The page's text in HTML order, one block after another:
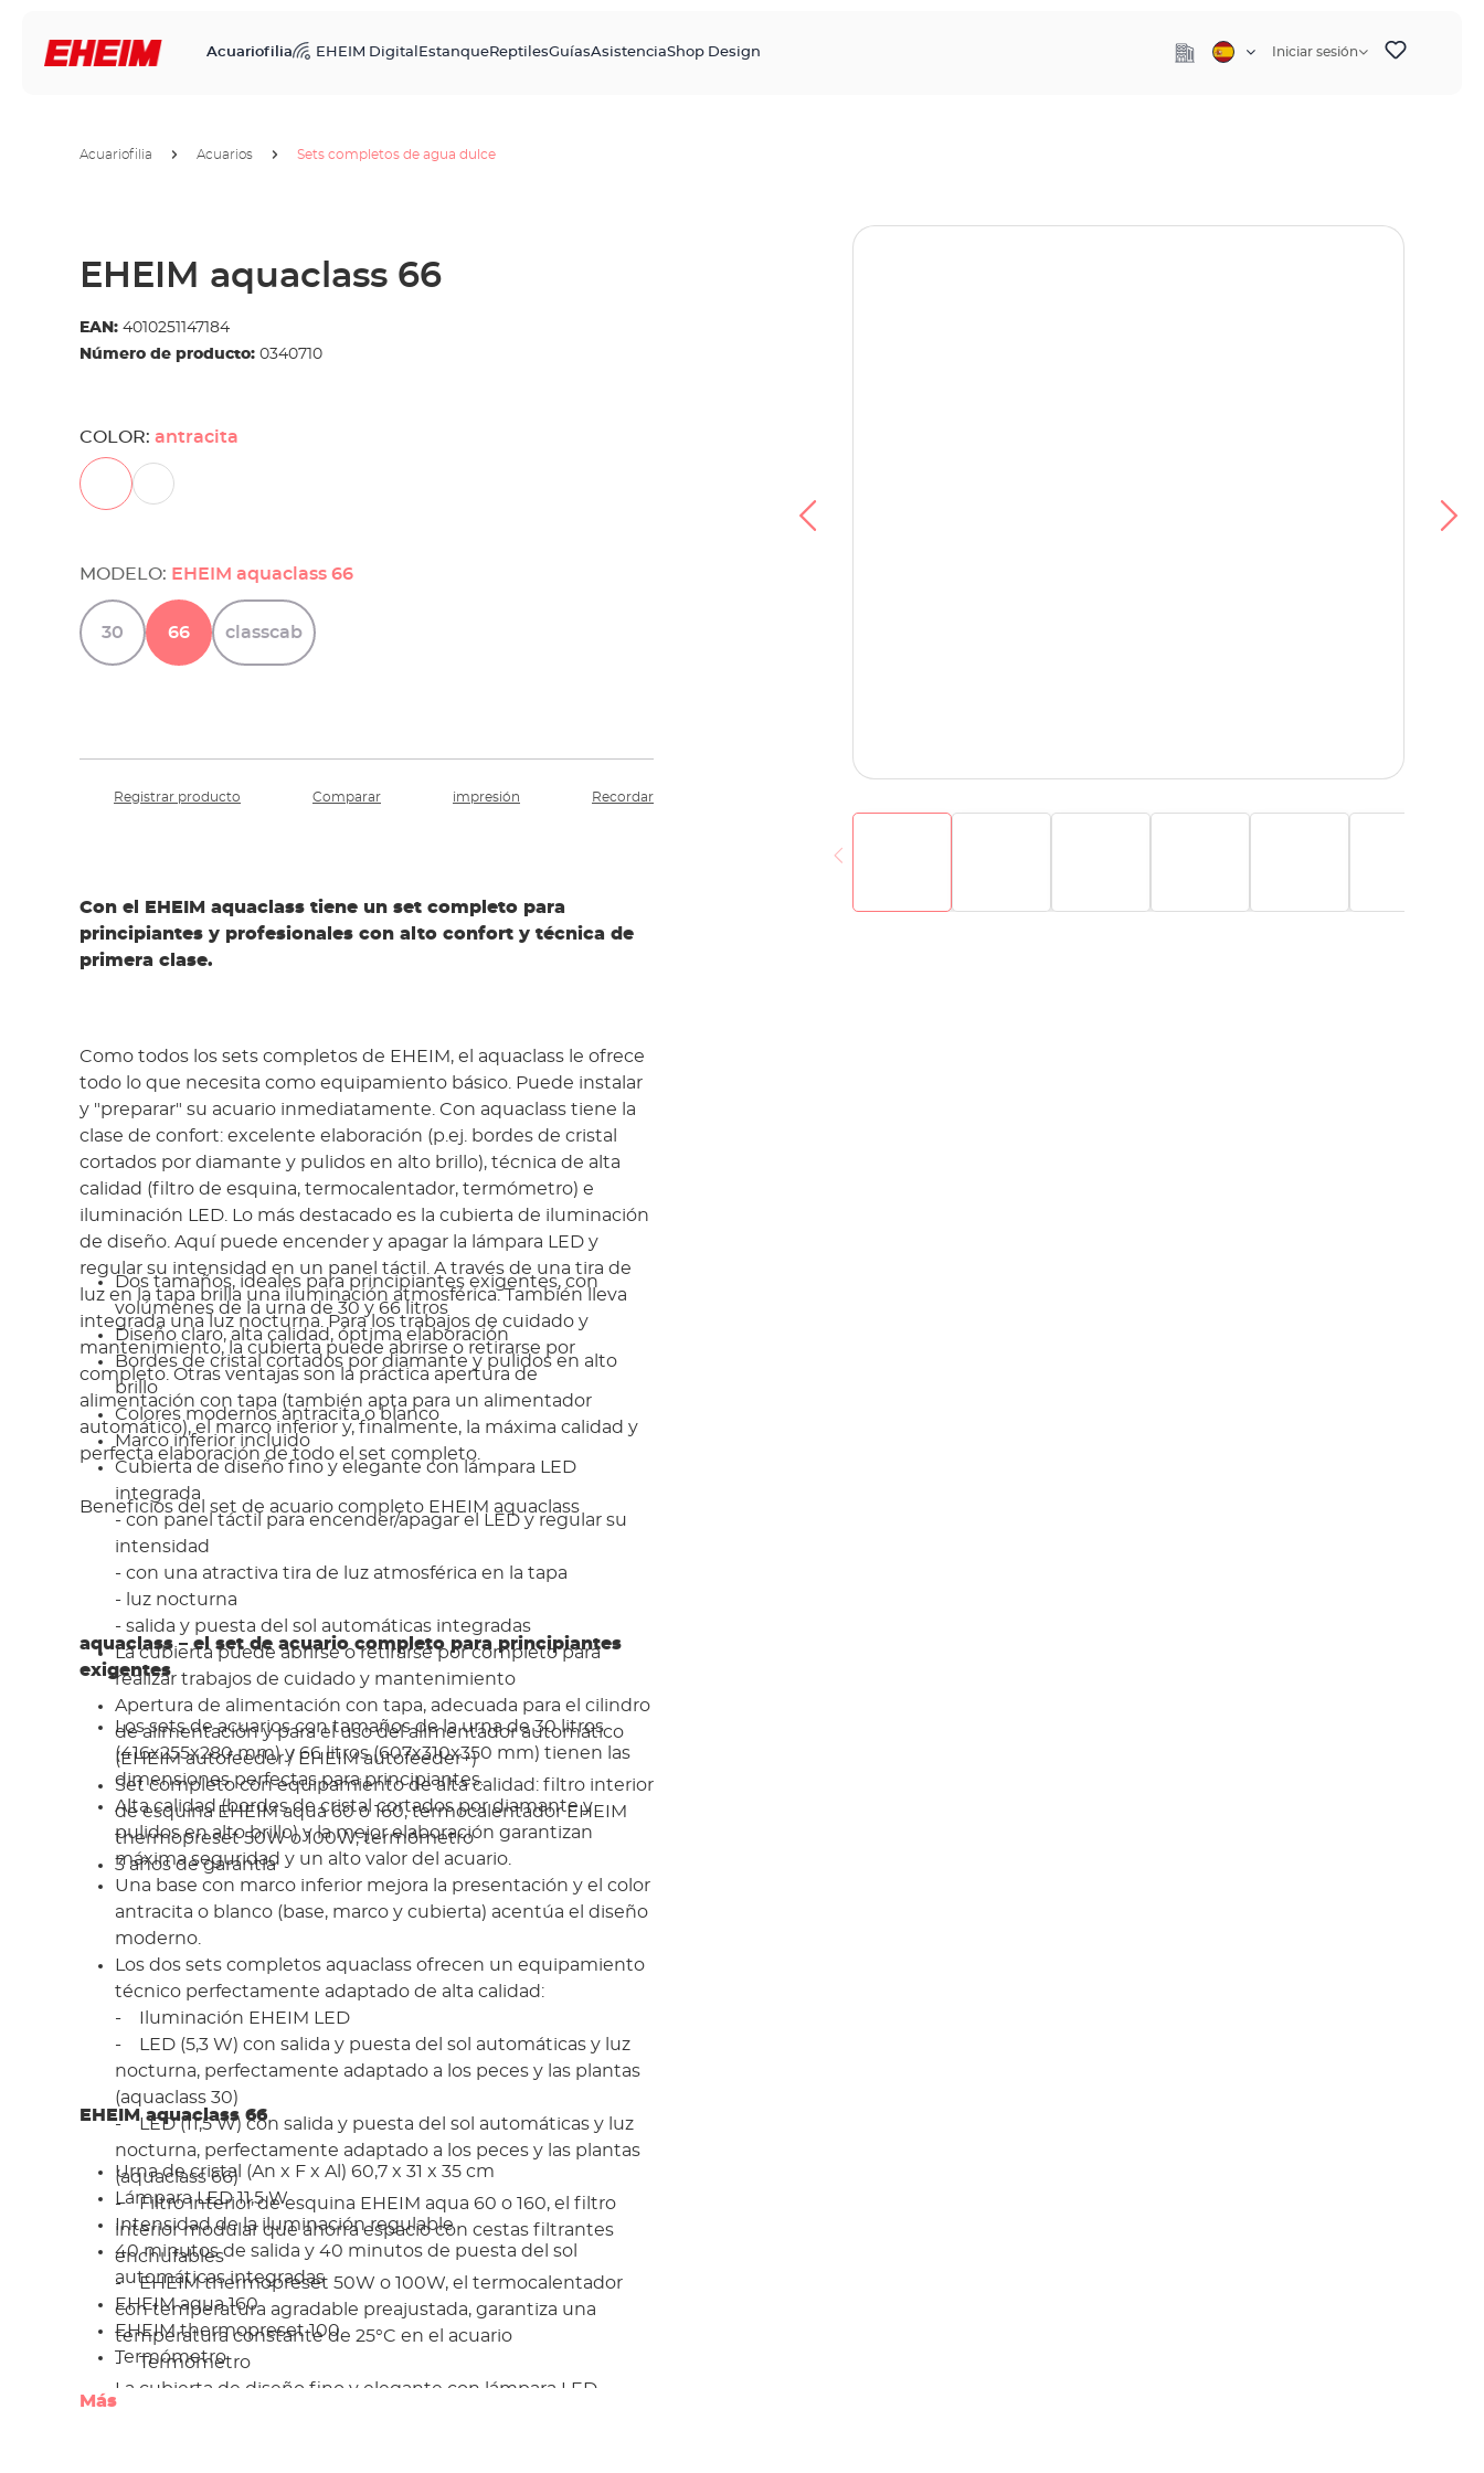
Acuariofilia EHEIM Digital EstanqueReptilesGuíasAsistenciaShop Design Iniciar sesión
Acuariofilia Acuarios Sets completos de agua dulce
EHEIM aquaclass 66
EAN: 4010251147184
Número de producto: 0340710
COLOR: antracita
MODELO: EHEIM aquaclass 66
30 66 classcab
Registrar producto Comparar impresión Recordar
Con el EHEIM aquaclass tiene un set completo para
principiantes y profesionales con alto confort y técnica de
primera clase.
Como todos los sets completos de EHEIM, el aquaclass le ofrece
todo lo que necesita como equipamiento básico. Puede instalar
y "preparar" su acuario inmediatamente. Con aquaclass tiene la
clase de confort: excelente elaboración (p.ej. bordes de cristal
cortados por diamante y pulidos en alto brillo), técnica de alta
calidad (filtro de esquina, termocalentador, termómetro) e
iluminación LED. Lo más destacado es la cubierta de iluminación
de diseño. Aquí puede encender y apagar la lámpara LED y
regular su intensidad en un panel táctil. A través de una tira de
luz en la tapa brilla una iluminación atmosférica. También lleva
integrada una luz nocturna. Para los trabajos de cuidado y
mantenimiento, la cubierta puede abrirse o retirarse por
completo. Otras ventajas son la práctica apertura de
alimentación con tapa (también apta para un alimentador
automático), el marco inferior y, finalmente, la máxima calidad y
perfecta elaboración de todo el set completo.
Beneficios del set de acuario completo EHEIM aquaclass
Dos tamaños, ideales para principiantes exigentes, con
volúmenes de la urna de 30 y 66 litros
Diseño claro, alta calidad, óptima elaboración
Bordes de cristal cortados por diamante y pulidos en alto
brillo
Colores modernos antracita o blanco
Marco inferior incluido
Cubierta de diseño fino y elegante con lámpara LED
integrada
- con panel táctil para encender/apagar el LED y regular su
intensidad
- con una atractiva tira de luz atmosférica en la tapa
- luz nocturna
- salida y puesta del sol automáticas integradas
La cubierta puede abrirse o retirarse por completo para
realizar trabajos de cuidado y mantenimiento
Apertura de alimentación con tapa, adecuada para el cilindro
de alimentación y para el uso del alimentador automático
(EHEIM autofeeder / EHEIM autofeeder+)
Set completo con equipamiento de alta calidad: filtro interior
de esquina EHEIM aqua 60 o 160, termocalentador EHEIM
thermopreset 50W o 100W, termómetro
3 años de garantía
aquaclass – el set de acuario completo para principiantes
exigentes
Los sets de acuarios con tamaños de la urna de 30 litros
(416x255x280 mm) y 66 litros (607x310x350 mm) tienen las
dimensiones perfectas para principiantes.
Alta calidad (bordes de cristal cortados por diamante y
pulidos en alto brillo) y la mejor elaboración garantizan
máxima seguridad y un alto valor del acuario.
Una base con marco inferior mejora la presentación y el color
antracita o blanco (base, marco y cubierta) acentúa el diseño
moderno.
Los dos sets completos aquaclass ofrecen un equipamiento
técnico perfectamente adaptado de alta calidad:
- Iluminación EHEIM LED
- LED (5,3 W) con salida y puesta del sol automáticas y luz
nocturna, perfectamente adaptado a los peces y las plantas
(aquaclass 30)
- LED (11,5 W) con salida y puesta del sol automáticas y luz
nocturna, perfectamente adaptado a los peces y las plantas
(aquaclass 66)
- Filtro interior de esquina EHEIM aqua 60 o 160, el filtro
interior modular que ahorra espacio con cestas filtrantes
enchufables
- EHEIM thermopreset 50W o 100W, el termocalentador
con temperatura agradable preajustada, garantiza una
temperatura constante de 25°C en el acuario
- Termómetro
La cubierta de diseño fino y elegante con lámpara LED
EHEIM aquaclass 66
Urna de cristal (An x F x Al) 60,7 x 31 x 35 cm
Lámpara LED 11,5 W
Intensidad de la iluminación regulable
40 minutos de salida y 40 minutos de puesta del sol
automáticas integradas
EHEIM aqua 160
EHEIM thermopreset 100
Termómetro
Más